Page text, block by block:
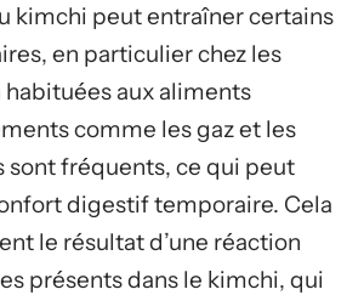
kimchi peut entraîner certains
en particulier chez les
habituées aux aliments
comme les gaz et les
sont fréquents, ce qui peut
digestif temporaire. Cela
le résultat d’une réaction
présents dans le kimchi, qui